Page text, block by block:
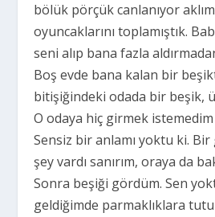
bölük pörçük canlanıyor
oyuncaklarını toplamıştık.
seni alıp bana fazla
Boş evde bana kalan bir
bitişiğindeki odada bir beşik,
O odaya hiç girmek
Sensiz bir anlamı yoktu ki. Bir
şey vardı sanırım, oraya da
Sonra beşiği gördüm. Sen
geldiğimde parmaklıklara